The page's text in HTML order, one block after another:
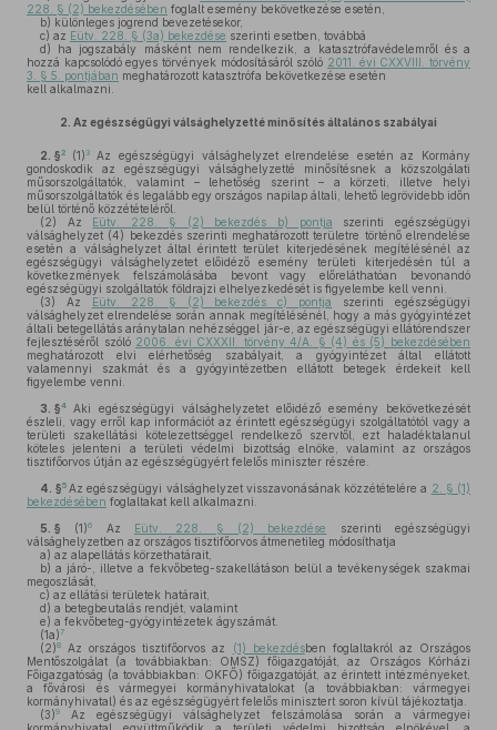
228. § (2) bekezdésében foglalt esemény bekövetkezése esetén,
b) különleges jogrend bevezetésekor,
c) az Eütv. 228. § (3a) bekezdése szerinti esetben, továbbá
d) ha jogszabály másként nem rendelkezik, a katasztrófavédelemről és a
hozzá kapcsolódó egyes törvények módosításáról szóló 2011. évi CXXVIII. törvény
3. § 5. pontjában meghatározott katasztrófa bekövetkezése esetén
kell alkalmazni.
2. Az egészségügyi válsághelyzetté minősítés általános szabályai
2. §2 (1) 3Az egészségügyi válsághelyzet elrendelése esetén az Kormány
gondoskodik az egészségügyi válsághelyzetté minősítésnek a közszolgálati
műsorszolgáltatók, valamint – lehetőség szerint – a körzeti, illetve helyi
műsorszolgáltatók és legalább egy országos napilap általi, lehető legrövidebb időn
belül történő közzétételéről.
(2) Az Eütv. 228. § (2) bekezdés b) pontja szerinti egészségügyi
válsághelyzet (4) bekezdés szerinti meghatározott területre történő elrendelése
esetén a válsághelyzet által érintett terület kiterjedésének megítélésénél az
egészségügyi válsághelyzetet előidéző esemény területi kiterjedésén túl a
következmények felszámolásába bevont vagy előreláthatóan bevonandó
egészségügyi szolgáltatók földrajzi elhelyezkedését is figyelembe kell venni.
(3) Az Eütv. 228. § (2) bekezdés c) pontja
szerinti egészségügyi
válsághelyzet elrendelése során annak megítélésénél, hogy a más gyógyintézet
általi betegellátás aránytalan nehézséggel jár-e, az egészségügyi ellátórendszer
fejlesztéséről szóló 2006. évi CXXXII. törvény 4/A. § (4) és (5) bekezdésében
meghatározott elvi elérhetőség szabályait, a gyógyintézet által ellátott
valamennyi szakmát és a gyógyintézetben ellátott betegek érdekeit kell
figyelembe venni.
3. §4
Aki egészségügyi válsághelyzetet előidéző esemény bekövetkezését
észleli, vagy erről kap információt az érintett egészségügyi szolgáltatótól vagy a
területi szakellátási kötelezettséggel rendelkező szervtől, ezt haladéktalanul
köteles jelenteni a területi védelmi bizottság elnöke, valamint az országos
tisztifőorvos útján az egészségügyért felelős miniszter részére.
4. §5 Az egészségügyi válsághelyzet visszavonásának közzétételére a 2. § (1)
bekezdésében foglaltakat kell alkalmazni.
5. § (1)6 Az Eütv. 228. § (2) bekezdése
szerinti egészségügyi
válsághelyzetben az országos tisztifőorvos átmenetileg módosíthatja
a) az alapellátás körzethatárait,
b) a járó-, illetve a fekvőbeteg-szakellátáson belül a tevékenységek szakmai
megoszlását,
c) az ellátási területek határait,
d) a betegbeutalás rendjét, valamint
e) a fekvőbeteg-gyógyintézetek ágyszámát.
(1a)7
(2)8 Az országos tisztifőorvos az (1) bekezdésben foglaltakról az Országos
Mentőszolgálat (a továbbiakban: OMSZ) főigazgatóját, az Országos Kórházi
Főigazgatóság (a továbbiakban: OKFŐ) főigazgatóját, az érintett intézményeket,
a fővárosi és vármegyei kormányhivatalokat (a továbbiakban: vármegyei
kormányhivatal) és az egészségügyért felelős minisztert soron kívül tájékoztatja.
(3)9
Az egészségügyi válsághelyzet felszámolása során a vármegyei